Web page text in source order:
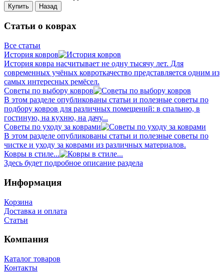
Купить Назад
Статьи о коврах
Все статьи
История ковров
История ковра насчитывает не одну тысячу лет. Для
современных учёных ковроткачество представляется одним из
самых интересных ремёсел.
Советы по выбору ковров
В этом разделе опубликованы статьи и полезные советы по
подбору ковров для различных помещений: в спальню, в
гостиную, на кухню, на дачу...
Советы по уходу за коврами
В этом разделе опубликованы статьи и полезные советы по
чистке и уходу за коврами из различных материалов.
Ковры в стиле...
Здесь будет подробное описание раздела
Информация
Корзина
Доставка и оплата
Статьи
Компания
Каталог товаров
Контакты